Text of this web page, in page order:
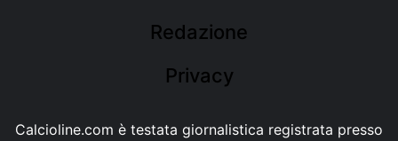
Redazione
Privacy
Calcioline.com è testata giornalistica registrata presso